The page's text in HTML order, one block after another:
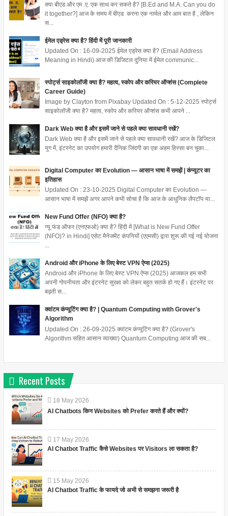
क्या बीएड और एम .ए. एक साथ कर सकते है? [B.Ed and M.A. Can you do
it together?] आज के समय में बीएड करना एक नार्मल और आम बात है , लेकिन
स...
ईमेल एड्रेस क्या है? हिंदी में पूरी जानकारी
Updated On : 16-09-2025 ईमेल एड्रेस क्या है? (Email Address
Meaning in Hindi) आज की डिजिटल दुनिया में ईमेल communic...
स्पोर्ट्स साइकोलॉजी क्या है? महत्व, स्कोप और करियर ऑप्शंस (Complete
Career Guide)
Image by Clayton from Pixabay Updated On : 5-12-2025 स्पोर्ट्स
साइकोलॉजी क्या है? महत्व, स्कोप और करियर ऑप्शंस कभी आपने ...
Dark Web क्या है और इसमें जाने से पहले क्या सावधानी रखें?
Dark Web क्या है और इसमें जाने से पहले क्या सावधानी रखें? आज के डिजिटल
युग में, इंटरनेट का उपयोग हमारी दैनिक जिंदगी का एक अहम हिस्सा बन चुका...
Digital Computer का Evolution — आसान भाषा में समझें | कंप्यूटर का
इतिहास
Updated On : 23-10-2025 Digital Computer का Evolution —
आसान भाषा में समझें अगर आपने कभी सोचा है कि आज के आधुनिक लैपटॉप या...
New Fund Offer (NFO) क्या है?
न्यू फंड ऑफर (एनएफओ) क्या है? हिंदी में [What is New Fund Offer
(NFO)? in Hindi] एसेट मैनेजमेंट कंपनियों (एएमसी) द्वारा शुरू की गई नई योजना
...
Android और iPhone के लिए बेस्ट VPN ऐप्स (2025)
Android और iPhone के लिए बेस्ट VPN ऐप्स (2025) आजकल हम सभी
अपनी गोपनीयता और इंटरनेट सुरक्षा को लेकर बहुत सतर्क हो गए हैं। इंटरनेट पर
बढ़ती स...
क्वांटम कंप्यूटिंग क्या है? | Quantum Computing with Grover's
Algorithm
Updated On : 26-09-2025 क्वांटम कंप्यूटिंग क्या है? (Grover's
Algorithm सहित आसान व्याख्या) Quantum Computing आज की सब...
Recent Posts
18 May 2026
AI Chatbots किन Websites को Prefer करते हैं और क्यों?
17 May 2026
AI Chatbot Traffic कैसे Websites पर Visitors ला सकता है?
15 May 2026
AI Chatbot Traffic के फायदे जो अभी से समझना जरूरी है